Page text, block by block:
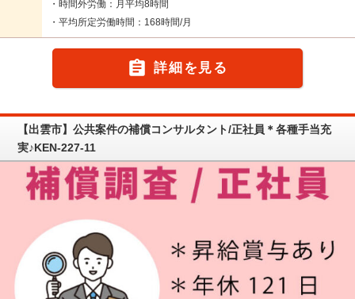
・時間外労働：月平均8時間
・平均所定労働時間：168時間/月
 詳細を見る
【出雲市】公共案件の補償コンサルタント/正社員＊各種手当充
実♪KEN-227-11